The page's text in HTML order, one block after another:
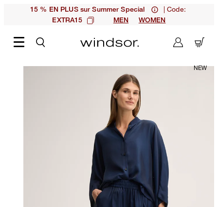
15 % EN PLUS sur Summer Special | Code:
EXTRA15 MEN WOMEN